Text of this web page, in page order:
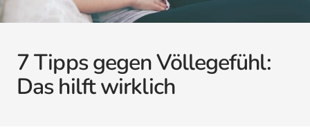
7 Tipps gegen Völlegefühl:
Das hilft wirklich